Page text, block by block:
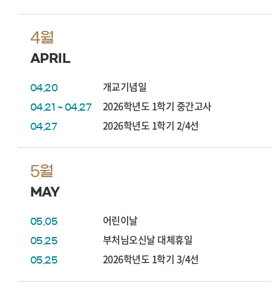
4월
APRIL
04.20 개교기념일
04.21 ~ 04.27 2026학년도 1학기 중간고사
04.27 2026학년도 1학기 2/4선
5월
MAY
05.05 어린이날
05.25 부처님오신날 대체휴일
05.25 2026학년도 1학기 3/4선